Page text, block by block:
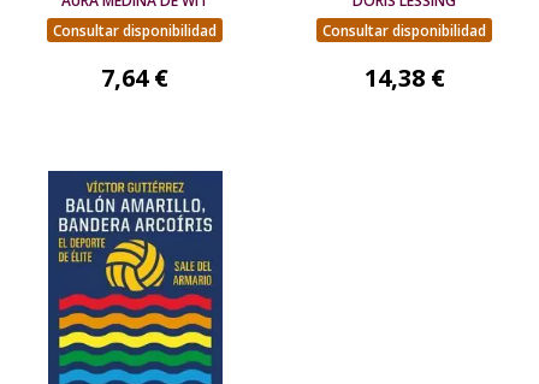
LIMITADA)
Consultar disponibilidad
7,64 €
Consultar disponibilidad
14,38 €